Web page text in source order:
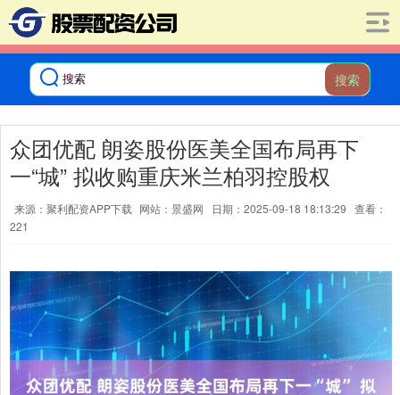
搜索
众团优配 朗姿股份医美全国布局再下
一“城” 拟收购重庆米兰柏羽控股权
来源：聚利配资APP下载 网站：景盛网 日期：2025-09-18 18:13:29 查看：
221